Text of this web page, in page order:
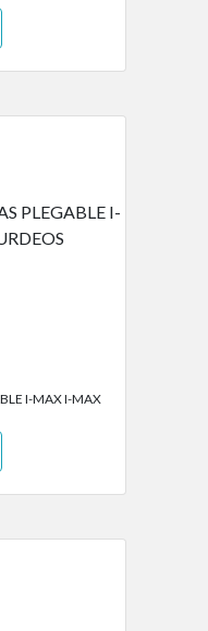
I-MAX I-MAX